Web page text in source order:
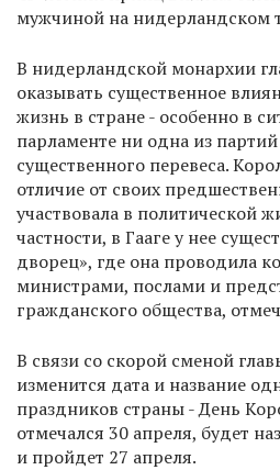
мужчиной на нидерландском
В нидерландской монархии
оказывать существенное
жизнь в стране - особенно в
парламенте ни одна из
существенного перевеса.
отличие от своих
участвовала в политической
частности, в Гааге у нее
дворец», где она проводила
министрами, послами и
гражданского общества,
В связи со скорой сменой
изменится дата и название
праздников страны - День
отмечался 30 апреля, будет
и пройдет 27 апреля.